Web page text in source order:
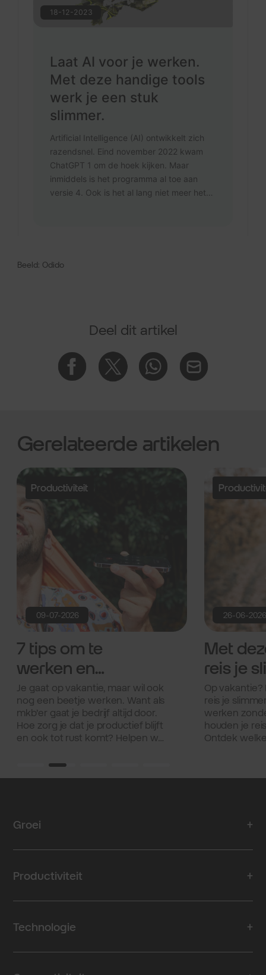
Beeld: Odido
Deel dit artikel
Gerelateerde artikelen
Productiviteit
09-07-2026
7 tips om te
werken en
ontspannen
tijdens je
vakantie.
Je gaat op vakantie, maar wil ook
nog een beetje werken. Want als
mkb’er gaat je bedrijf altijd door.
Hoe zorg je dat je productief blijft
en ook tot rust komt? Helpen we
slimmer zodat je genoeg tijd
overhoudt voor ontspanning.
26-06-
Met
reis je
je
Op
reis je
werken
houden je
Ontdek
Groei
Productiviteit
Technologie